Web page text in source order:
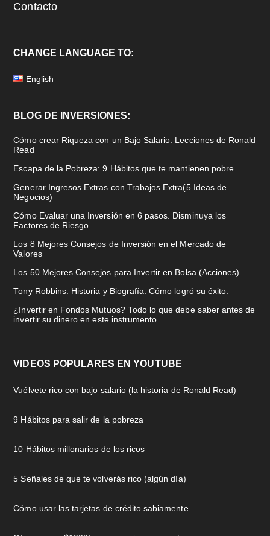
Contacto
CHANGE LANGUAGE TO:
English
BLOG DE INVERSIONES:
Cómo crear Riqueza con un Bajo Salario: Lecciones de Ronald
Read
Escapa de la Pobreza: 9 Hábitos que te mantienen pobre
Generar Ingresos Extras con Trabajos Extra(5 Ideas de
Negocios)
Cómo Evaluar una Inversión en 6 pasos. Disminuya los
Factores de Riesgo.
Los 8 Mejores Consejos de Inversión en el Mercado de
Valores
Los 50 Mejores Consejos para Invertir en Bolsa (Acciones)
Tony Robbins: Historia y Biografía. Cómo logró su éxito.
¿Invertir en Fondos Mutuos? Todo lo que debe saber antes de
invertir su dinero en este instrumento.
VIDEOS POPULARES EN YOUTUBE
Vuélvete rico con bajo salario (la historia de Ronald Read)
9 Hábitos para salir de la pobreza
10 Hábitos millonarios de los ricos
5 Señales de que te volverás rico (algún día)
Cómo usar las tarjetas de crédito sabiamente